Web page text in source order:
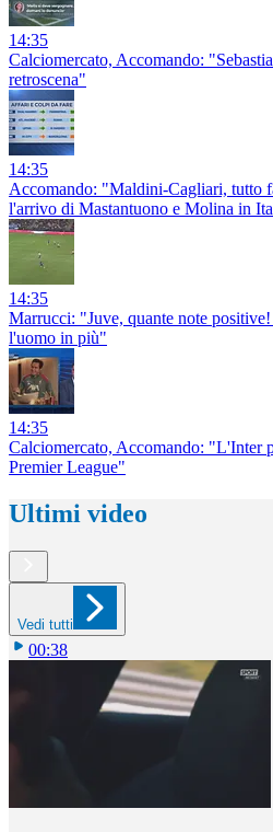
14:35
Calciomercato, Accomando:
retroscena"
14:35
Accomando: "Maldini-Cagliari, tutto
l'arrivo di Mastantuono e Molina in
14:35
Marrucci: "Juve, quante note
l'uomo in più"
14:35
Calciomercato, Accomando: "L'Inter
Premier League"
Ultimi video
Vedi tutti
00:38